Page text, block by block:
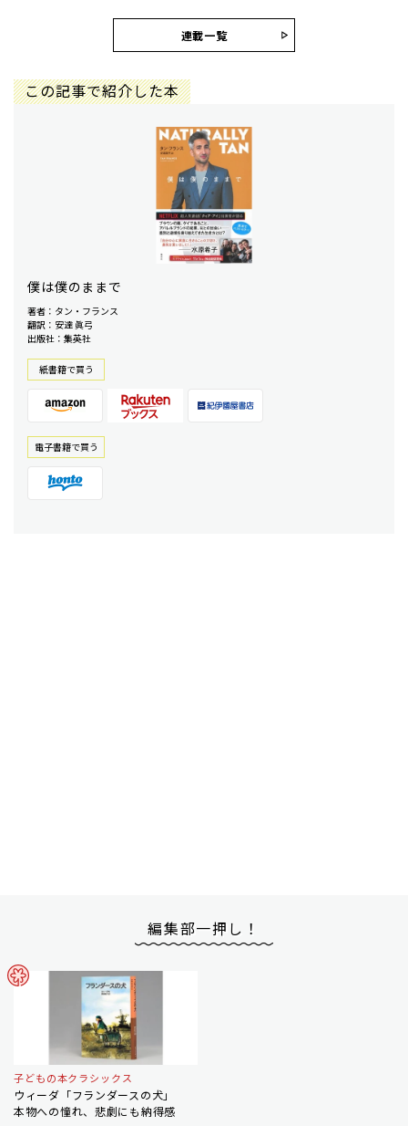
連載一覧
この記事で紹介した本
僕は僕のままで
著者：タン・フランス
翻訳：安達 眞弓
出版社：集英社
紙書籍で買う
電⼦書籍で買う
編集部一押し！
子どもの本クラシックス
ウィーダ「フランダースの犬」
本物への憧れ、悲劇にも納得感